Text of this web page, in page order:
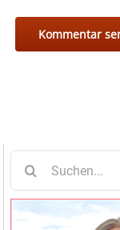
nach: